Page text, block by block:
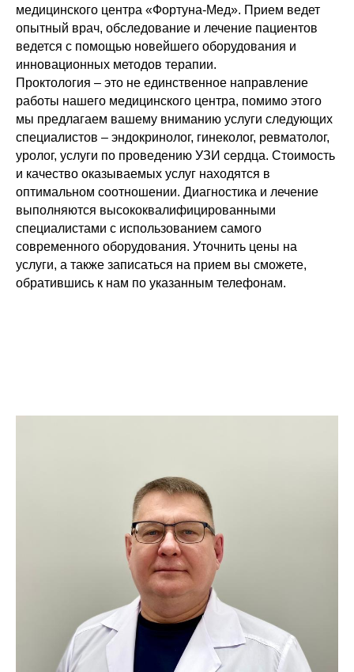
медицинского центра «Фортуна-Мед». Прием ведет
опытный врач, обследование и лечение пациентов
ведется с помощью новейшего оборудования и
инновационных методов терапии.
Проктология – это не единственное направление
работы нашего медицинского центра, помимо этого
мы предлагаем вашему вниманию услуги следующих
специалистов – эндокринолог, гинеколог, ревматолог,
уролог, услуги по проведению УЗИ сердца. Стоимость
и качество оказываемых услуг находятся в
оптимальном соотношении. Диагностика и лечение
выполняются высококвалифицированными
специалистами с использованием самого
современного оборудования. Уточнить цены на
услуги, а также записаться на прием вы сможете,
обратившись к нам по указанным телефонам.